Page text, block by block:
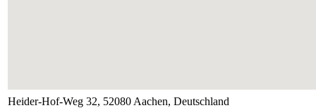
Heider-Hof-Weg 32, 52080 Aachen, Deutschland